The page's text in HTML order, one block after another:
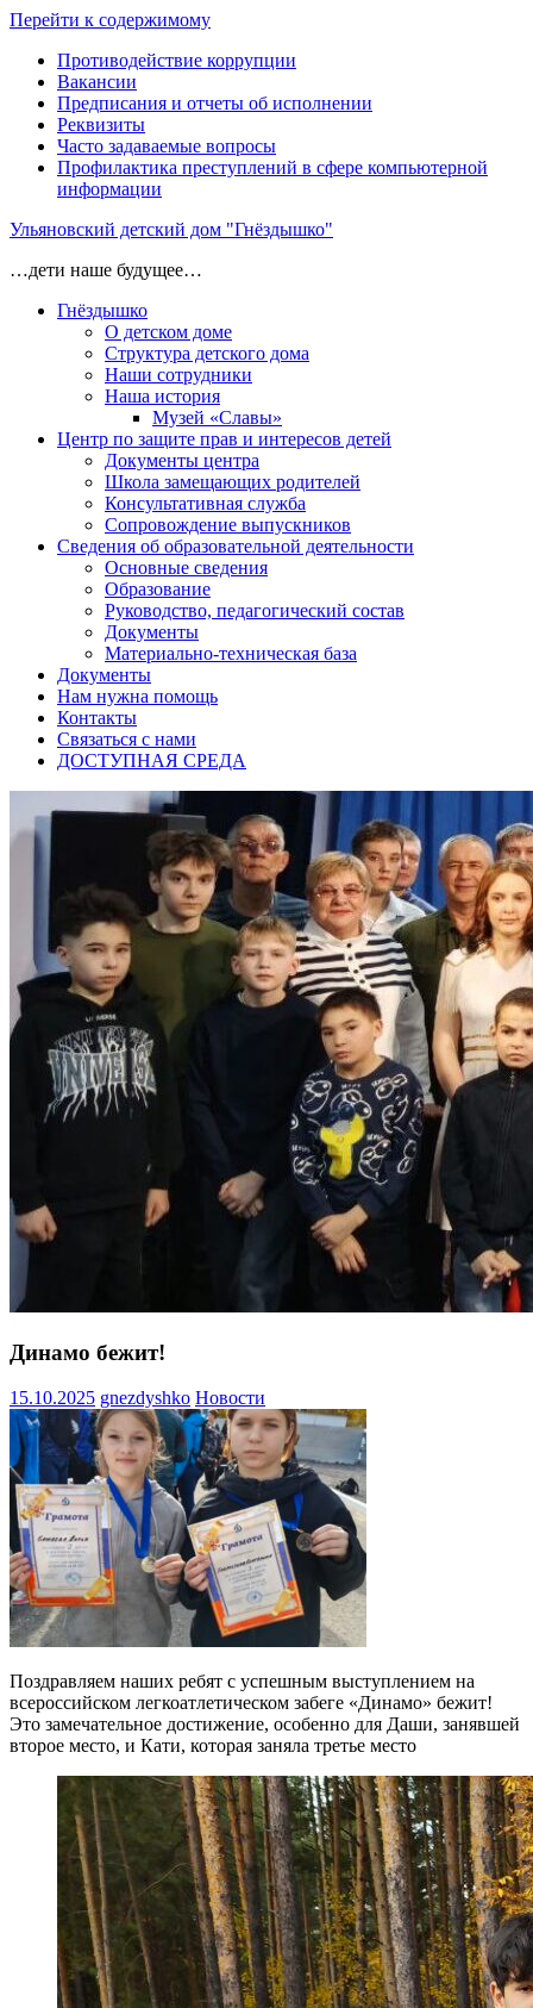
Перейти к содержимому
Противодействие коррупции
Вакансии
Предписания и отчеты об исполнении
Реквизиты
Часто задаваемые вопросы
Профилактика преступлений в сфере компьютерной
информации
Ульяновский детский дом "Гнёздышко"
…дети наше будущее…
Гнёздышко
О детском доме
Структура детского дома
Наши сотрудники
Наша история
Музей «Славы»
Центр по защите прав и интересов детей
Документы центра
Школа замещающих родителей
Консультативная служба
Сопровождение выпускников
Сведения об образовательной деятельности
Основные сведения
Образование
Руководство, педагогический состав
Документы
Материально-техническая база
Документы
Нам нужна помощь
Контакты
Связаться с нами
ДОСТУПНАЯ СРЕДА
Динамо бежит!
15.10.2025 gnezdyshko Новости
Поздравляем наших ребят с успешным выступлением на
всероссийском легкоатлетическом забеге «Динамо» бежит!
Это замечательное достижение, особенно для Даши, занявшей
второе место, и Кати, которая заняла третье место